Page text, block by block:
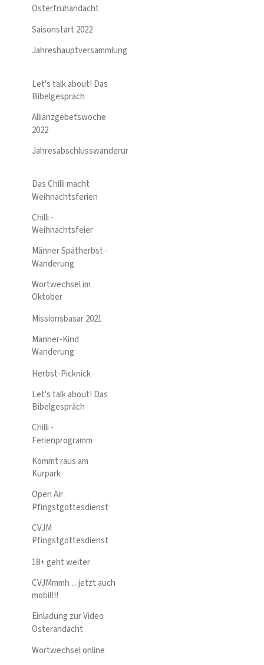
Osterfrühandacht
Saisonstart 2022
Jahreshauptversammlung
Let's talk about! Das
Bibelgespräch
Allianzgebetswoche
2022
Jahresabschlusswanderung
Das Chilli macht
Weihnachtsferien
Chilli -
Weihnachtsfeier
Männer Spätherbst -
Wanderung
Wortwechsel im
Oktober
Missionsbasar 2021
Männer-Kind
Wanderung
Herbst-Picknick
Let's talk about! Das
Bibelgespräch
Chilli -
Ferienprogramm
Kommt raus am
Kurpark
Open Air
Pfingstgottesdienst
CVJM
Pfingstgottesdienst
18+ geht weiter
CVJMmmh ... jetzt auch
mobil!!!
Einladung zur Video
Osterandacht
Wortwechsel online